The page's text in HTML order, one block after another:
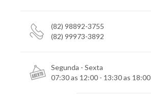
(82) 98892-3755
(82) 99973-3892
Segunda - Sexta
07:30 as 12:00 - 13:30 as 18:00